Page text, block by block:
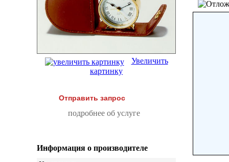
Увеличить
картинку
Отправить запрос
подробнее об услуге
Информация о производителе